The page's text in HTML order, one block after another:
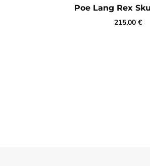
Poe Lang Rex
215,00 €